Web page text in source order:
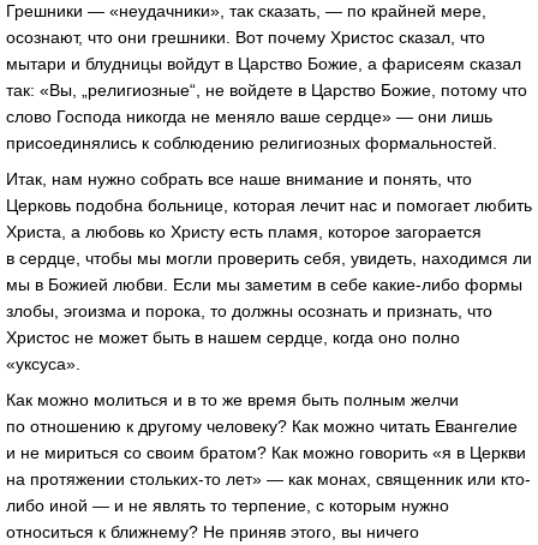
Грешники — «неудачники», так сказать, — по крайней мере,
осознают, что они грешники. Вот почему Христос сказал, что
мытари и блудницы войдут в Царство Божие, а фарисеям сказал
так: «Вы, „религиозные“, не войдете в Царство Божие, потому что
слово Господа никогда не меняло ваше сердце» — они лишь
присоединялись к соблюдению религиозных формальностей.
Итак, нам нужно собрать все наше внимание и понять, что
Церковь подобна больнице, которая лечит нас и помогает любить
Христа, а любовь ко Христу есть пламя, которое загорается
в сердце, чтобы мы могли проверить себя, увидеть, находимся ли
мы в Божией любви. Если мы заметим в себе какие-либо формы
злобы, эгоизма и порока, то должны осознать и признать, что
Христос не может быть в нашем сердце, когда оно полно
«уксуса».
Как можно молиться и в то же время быть полным желчи
по отношению к другому человеку? Как можно читать Евангелие
и не мириться со своим братом? Как можно говорить «я в Церкви
на протяжении стольких-то лет» — как монах, священник или кто-
либо иной — и не являть то терпение, с которым нужно
относиться к ближнему? Не приняв этого, вы ничего